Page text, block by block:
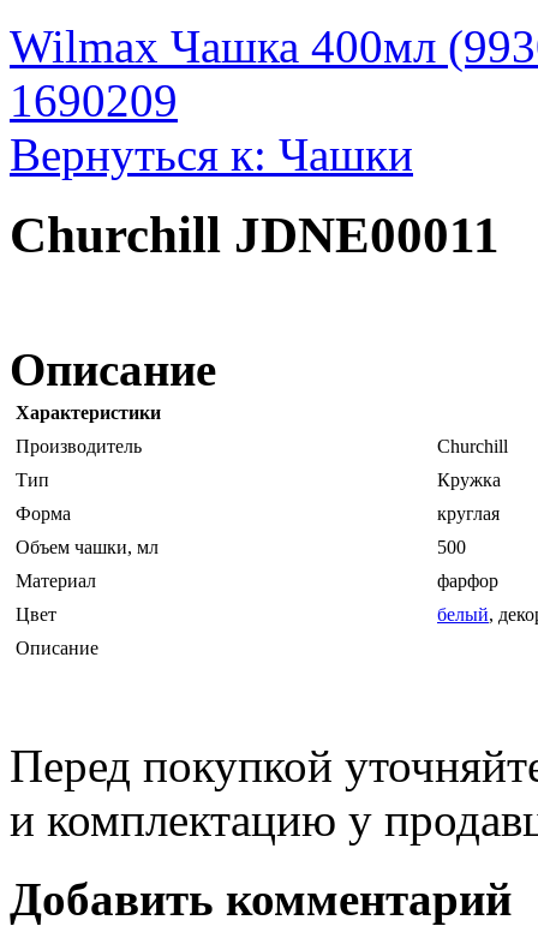
Wilmax Чашка 400мл
1690209
Вернуться к: Чашки
Churchill JDNE00011
Описание
Характеристики
Производитель
Churchill
Тип
Кружка
Форма
круглая
Объем чашки, мл
500
Материал
фарфор
Цвет
белый,
Описание
Перед покупкой
и комплектацию у
Добавить комментарий